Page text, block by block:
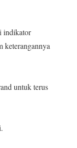
indikator
keterangannya
untuk terus